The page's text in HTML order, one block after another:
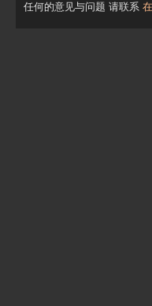
任何的意见与问题 请联系